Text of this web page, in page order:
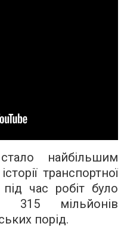
найбільшим
транспортної
час робіт було
315 мільйонів
порід.